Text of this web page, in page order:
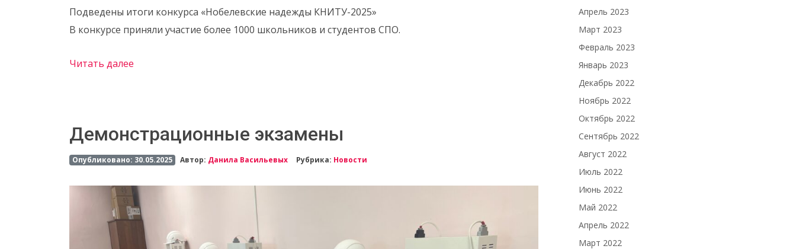
Подведены итоги конкурса «Нобелевские надежды КНИТУ-2025»
В конкурсе приняли участие более 1000 школьников и студентов СПО.
Читать далее
Демонстрационные экзамены
Опубликовано: 30.05.2025 Автор: Данила Васильевых Рубрика: Новости
Апрель 2023
Март 2023
Февраль 2023
Январь 2023
Декабрь 2022
Ноябрь 2022
Октябрь 2022
Сентябрь 2022
Август 2022
Июль 2022
Июнь 2022
Май 2022
Апрель 2022
Март 2022